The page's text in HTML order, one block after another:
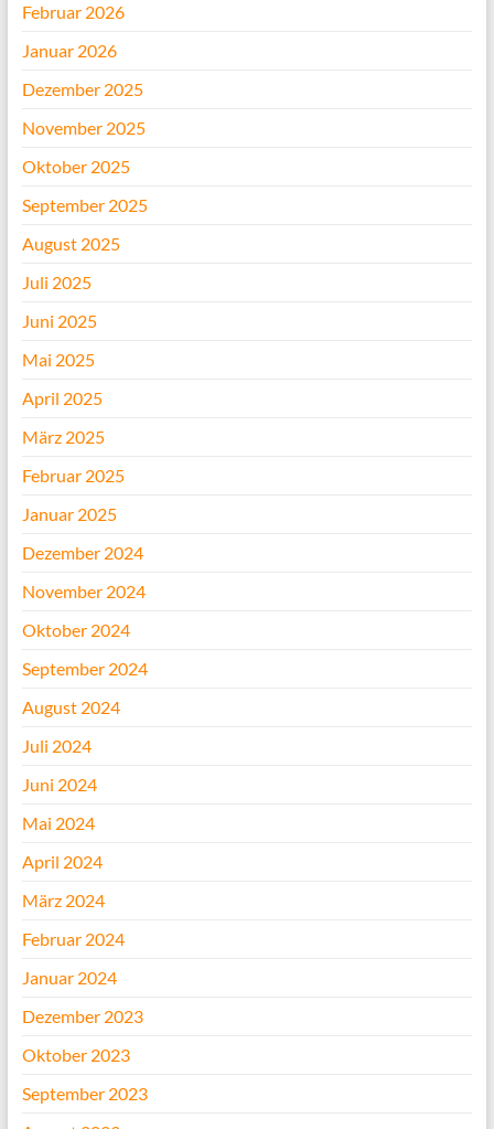
Februar 2026
Januar 2026
Dezember 2025
November 2025
Oktober 2025
September 2025
August 2025
Juli 2025
Juni 2025
Mai 2025
April 2025
März 2025
Februar 2025
Januar 2025
Dezember 2024
November 2024
Oktober 2024
September 2024
August 2024
Juli 2024
Juni 2024
Mai 2024
April 2024
März 2024
Februar 2024
Januar 2024
Dezember 2023
Oktober 2023
September 2023